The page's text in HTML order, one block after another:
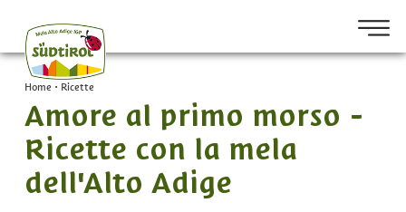
Home • Ricette
Amore al primo morso -
Ricette con la mela
dell'Alto Adige